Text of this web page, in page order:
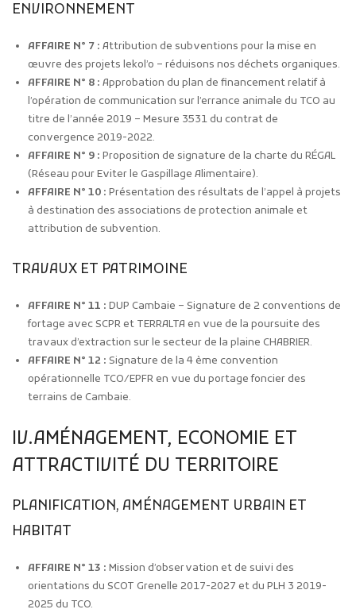
ENVIRONNEMENT
AFFAIRE N° 7 : Attribution de subventions pour la mise en
œuvre des projets lekol’o – réduisons nos déchets organiques.
AFFAIRE N° 8 : Approbation du plan de financement relatif à
l’opération de communication sur l’errance animale du TCO au
titre de l’année 2019 – Mesure 3531 du contrat de
convergence 2019-2022.
AFFAIRE N° 9 : Proposition de signature de la charte du RÉGAL
(Réseau pour Eviter le Gaspillage Alimentaire).
AFFAIRE N° 10 : Présentation des résultats de l’appel à projets
à destination des associations de protection animale et
attribution de subvention.
TRAVAUX ET PATRIMOINE
AFFAIRE N° 11 : DUP Cambaie – Signature de 2 conventions de
fortage avec SCPR et TERRALTA en vue de la poursuite des
travaux d’extraction sur le secteur de la plaine CHABRIER.
AFFAIRE N° 12 : Signature de la 4 ème convention
opérationnelle TCO/EPFR en vue du portage foncier des
terrains de Cambaie.
IV.AMÉNAGEMENT, ECONOMIE ET
ATTRACTIVITÉ DU TERRITOIRE
PLANIFICATION, AMÉNAGEMENT URBAIN ET
HABITAT
AFFAIRE N° 13 : Mission d’observation et de suivi des
orientations du SCOT Grenelle 2017-2027 et du PLH 3 2019-
2025 du TCO.